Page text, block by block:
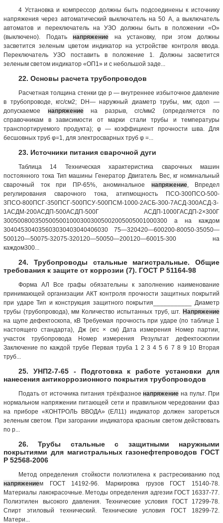
4 Установка и компрессор должны быть подсоединены к источнику
напряжения через автоматический выключатель на 50 А, а выключатель
автоматов и переключатель на УЗО должны быть в положении «О»
(выключено). Податьнапряжение на установку, при этом должны
засветится зеленым цветом индикатор на устройстве контроля ввода.
Переключатель УЗО поставить в положение 1. Должны засветится
зеленым светом индикатор «ОП1» и с небольшой заде...
22. Основы расчета трубопроводов
Расчетная толщина стенки где р — внутреннее избыточное давление
в трубопроводе, кгс/см2; DH— наружный диаметр трубы, мм; σдоп —
допускаемое напряжениена разрыв, сгс/мм2 (определяется по
справочникам в зависимости от марки стали трубы и температуры
транспортируемого продукта); φ — коэффициент прочности шва. Для
бесшовных труб φ=1, для электросварных труб φ =...
23. Источники питания сварочной дуги
Таблица 14 Техническая характеристика сварочных машин
постоянного тока Тип машины Генератор Двигатель Вес, кг номинальный
сварочный ток при ПР-65%, аноминальное напряжение, Впредел
регулирования сварочного тока, атипмощность ПСО-300ПСО-500-
3ПСО-800ПСГ-350ПСГ-500ПСУ-500ПСМ-1000-2АСБ-300-7АСД-300АСД-3-
1АСДМ-200АСДП-500АСДП-500Г АСДП-1000ГАСДП-2×300Г
30050080035050050010003003005002005005001000300 а на каждом
304045304035603030403040406030 75—320420—600200-80050-35050—
500120—50075-32075-320120—50050—200120—60015-300 на
каждом300...
24. Трубопроводы стальные магистральные. Общие
требования к защите от коррозии (7). ГОСТ Р 51164-98
Форма АЛ Все графы обязательны к заполнению наименование
принимающей организации АКТ контроля прочности защитных покрытий
при ударе Тип и конструкция защитного покрытия___________ Диаметр
трубы (трубопровода), мм Количество испытанных труб, шт. Напряжение
на щупе дефектоскопа, кВ Требуемая прочность при ударе (по таблице 1
настоящего стандарта), Дж (кгс × см) Дата измерения Номер партии,
участок трубопровода Номер измерения Результат дефектоскопии
Заключение по каждой трубе Первая труба 1 2 3 4 5 6 7 8 9 10 Вторая
труб...
25. УНП2-7-65 - Подготовка к работе установки для
нанесения антикоррозионного покрытия трубопроводов
Подать от источника питания трёхфазноенапряжение на пульт. При
нормальном напряжении питающей сети и правильном чередовании фаз
на приборе «КОНТРОЛЬ ВВОДА» (ЕЛ11) индикатор должен загореться
зеленым светом. При загорании индикатора красным светом действовать
по р...
26. Трубы стальные с защитными наружными
покрытиями для магистральных газонефтепроводов ГОСТ
Р 52568-2006
Метод определения стойкости полиэтилена к растрескиванию под
напряжением ГОСТ 14192-96. Маркировка грузов ГОСТ 15140-78.
Материалы лакокрасочные. Методы определения адгезии ГОСТ 16337-77.
Полиэтилен высокого давления. Технические условия ГОСТ 17299-78.
Спирт этиловый технический. Технические условия ГОСТ 18299-72.
Матери...